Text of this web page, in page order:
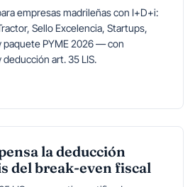
empresas madrileñas con I+D+i:
Sello Excelencia, Startups,
paquete PYME 2026 — con
art. 35 LIS.
la deducción
del break-even fiscal